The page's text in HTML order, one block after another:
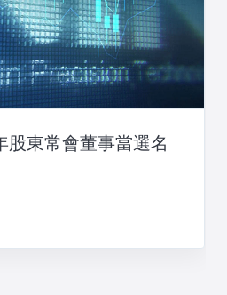
股東常會董事當選名